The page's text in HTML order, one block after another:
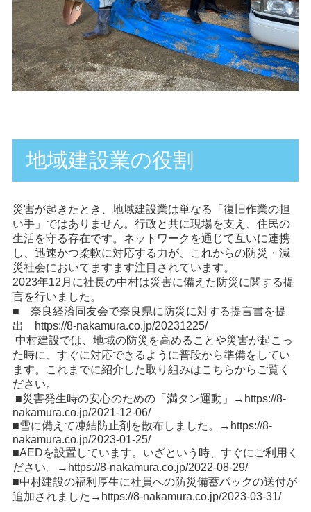
地域建設業の役割
災害が起きたとき、地域建設業は単なる「復旧作業の担
い手」ではありません。行政と共に現場を支え、住民の
生活を守る存在です。ネットワークを通じて互いに連携
し、迅速かつ柔軟に対応する力が、これからの防災・減
災社会においてますます注目されています。
2023年12月に社長の中村は災害に備えた防災に関する提
言を行いました。
■ 奈良経済同友会で奈良県に防災に対する提言書を提
出
https://8-nakamura.co.jp/20231225/
中村建設では、地域の防災を高めることや災害が起こっ
た時に、すぐに対応できるように普段から準備をしてい
ます。これまでに紹介した取り組みはこちらからご覧く
ださい。
■災害発生時の安心のための「満タン運動」→ https://8-
nakamura.co.jp/2021-12-06/
■雪に備えて凍結防止剤を散布しました。→ https://8-
nakamura.co.jp/2023-01-25/
■AEDを設置しています。いざという時、すぐにご利用く
ださい。→ https://8-nakamura.co.jp/2022-08-29/
■中村建設の福利厚生に社員への防災備蓄パックの送付が
追加されました→ https://8-nakamura.co.jp/2023-03-31/